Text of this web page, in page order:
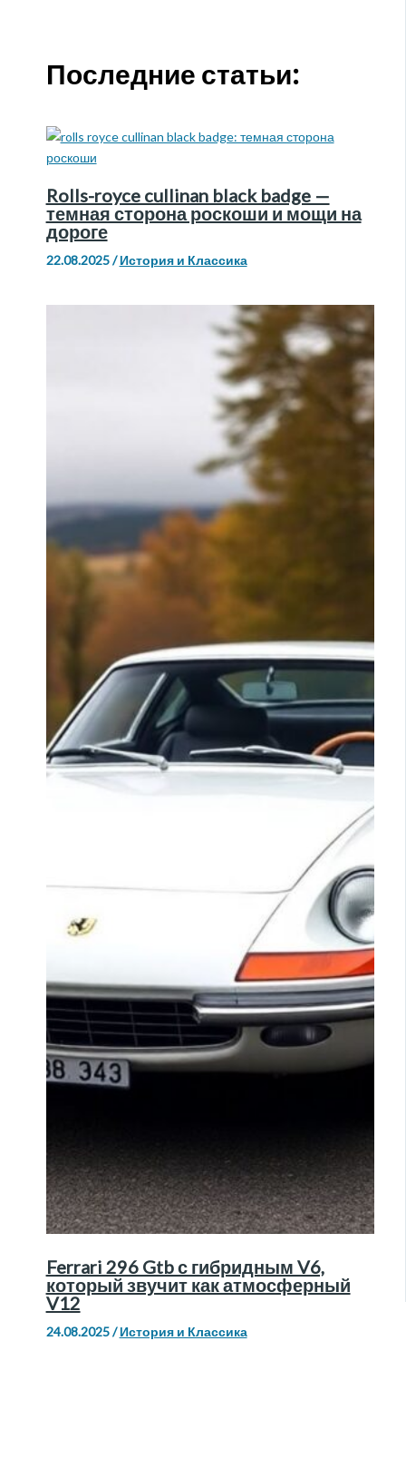
Последние статьи:
Rolls-royce cullinan black badge —
темная сторона роскоши и мощи на
дороге
22.08.2025/История и Классика
Ferrari 296 Gtb с гибридным V6,
который звучит как атмосферный
V12
24.08.2025/История и Классика